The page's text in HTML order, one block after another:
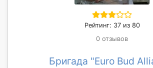
Рейтинг: 37 из 80
0 отзывов
Бригада "Euro Bud